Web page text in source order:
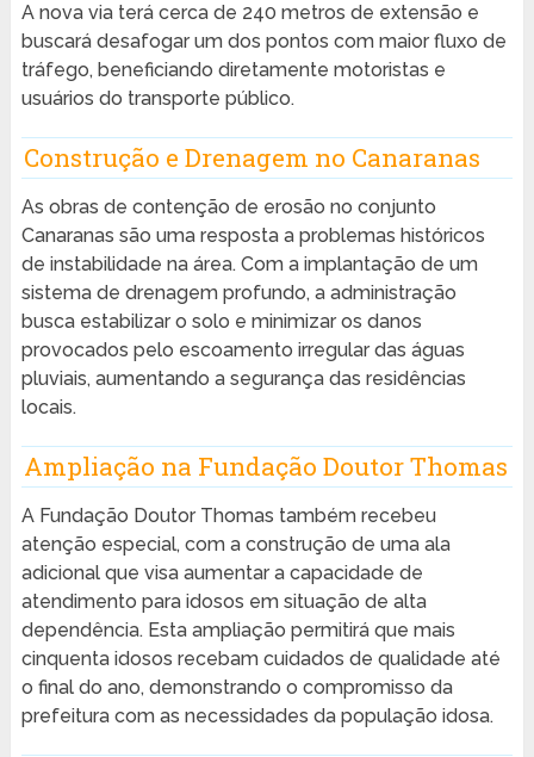
A nova via terá cerca de 240 metros de extensão e
buscará desafogar um dos pontos com maior fluxo de
tráfego, beneficiando diretamente motoristas e
usuários do transporte público.
Construção e Drenagem no Canaranas
As obras de contenção de erosão no conjunto
Canaranas são uma resposta a problemas históricos
de instabilidade na área. Com a implantação de um
sistema de drenagem profundo, a administração
busca estabilizar o solo e minimizar os danos
provocados pelo escoamento irregular das águas
pluviais, aumentando a segurança das residências
locais.
Ampliação na Fundação Doutor Thomas
A Fundação Doutor Thomas também recebeu
atenção especial, com a construção de uma ala
adicional que visa aumentar a capacidade de
atendimento para idosos em situação de alta
dependência. Esta ampliação permitirá que mais
cinquenta idosos recebam cuidados de qualidade até
o final do ano, demonstrando o compromisso da
prefeitura com as necessidades da população idosa.